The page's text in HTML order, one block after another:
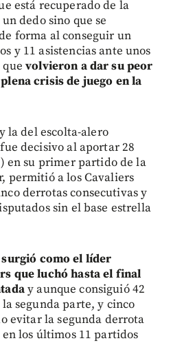
está recuperado de la
dedo sino que se
forma al conseguir un
y 11 asistencias ante unos
quevolvieron a dar su peor
crisis de juego en la
la del escolta-alero
decisivo al aportar 28
en su primer partido de la
permitió a los Cavaliers
derrotas consecutivas y
sin el base estrella
como el líder
que luchó hasta el final
y aunque consiguió 42
segunda parte, y cinco
evitar la segunda derrota
los últimos 11 partidos